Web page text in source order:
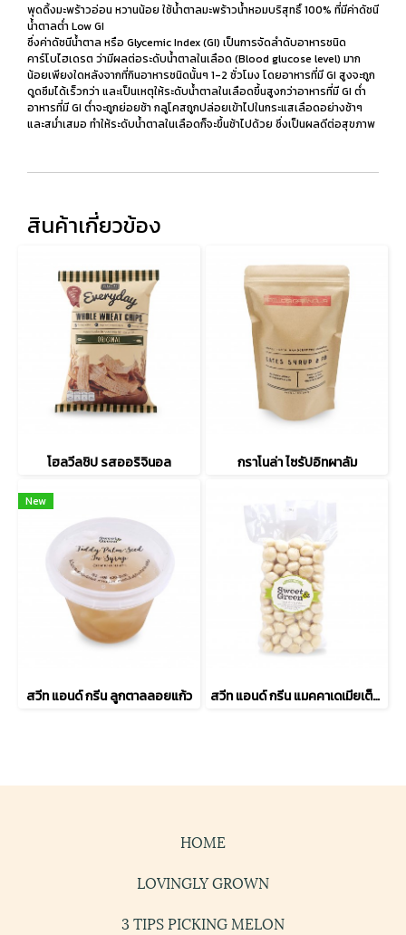
พุดดิ้งมะพร้าวอ่อน หวานน้อย ใช้น้ำตาลมะพร้าวน้ำหอมบริสุทธิ์ 100% ที่มีค่าดัชนี
น้ำตาลต่ำ Low GI
ซึ่งค่าดัชนีน้ำตาล หรือ Glycemic Index (GI) เป็นการจัดลำดับอาหารชนิด
คาร์โบไฮเดรต ว่ามีผลต่อระดับน้ำตาลในเลือด (Blood glucose level) มาก
น้อยเพียงใดหลังจากที่กินอาหารชนิดนั้นๆ 1-2 ชั่วโมง โดยอาหารที่มี GI สูงจะถูก
ดูดซึมได้เร็วกว่า และเป็นเหตุให้ระดับน้ำตาลในเลือดขึ้นสูงกว่าอาหารที่มี GI ต่ำ
อาหารที่มี GI ต่ำจะถูกย่อยช้า กลูโคสถูกปล่อยเข้าไปในกระแสเลือดอย่างช้าๆ
และสม่ำเสมอ ทำให้ระดับน้ำตาลในเลือดก็จะขึ้นช้าไปด้วย ซึ่งเป็นผลดีต่อสุขภาพ
สินค้าเกี่ยวข้อง
โฮลวีลชิป รสออริจินอล กราโนล่า ไซรัปอิทผาลัม
New
สวีท แอนด์ กรีน ลูกตาลลอยแก้ว สวีท แอนด์ กรีน แมคคาเดเมียเต็มเมล็ดอบกรอบ
HOME
LOVINGLY GROWN
3 TIPS PICKING MELON